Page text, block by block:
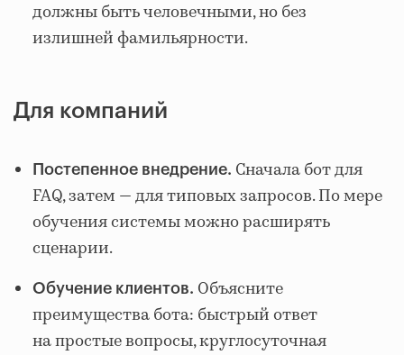
должны быть человечными, но без
излишней фамильярности.
Для компаний
Постепенное внедрение. Сначала бот для
FAQ, затем — для типовых запросов. По мере
обучения системы можно расширять
сценарии.
Обучение клиентов. Объясните
преимущества бота: быстрый ответ
на простые вопросы, круглосуточная